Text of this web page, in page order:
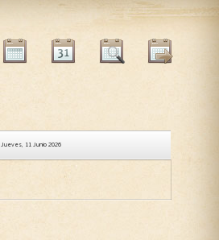
Jueves, 11 Junio 2026